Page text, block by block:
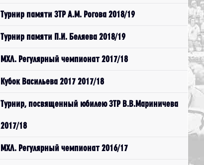
Турнир памяти ЗТР А.М. Рогова 2018/19
Турнир памяти П.И. Беляева 2018/19
МХЛ. Регулярный чемпионат 2017/18
Кубок Васильева 2017 2017/18
Турнир, посвященный юбилею ЗТР В.В.Мариничева
2017/18
МХЛ. Регулярный чемпионат 2016/17